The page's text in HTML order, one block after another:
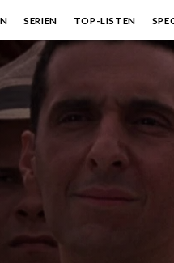
SERIEN TOP-LISTEN